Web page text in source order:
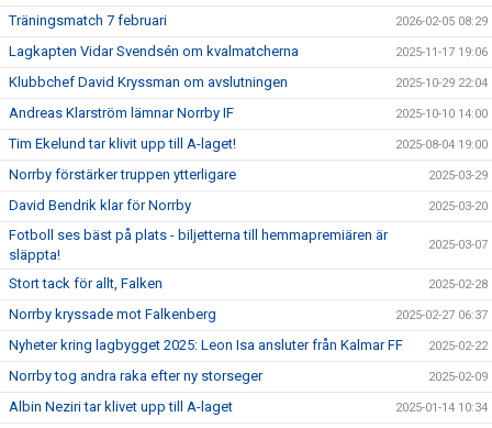
Träningsmatch 7 februari 2026-02-05 08:29
Lagkapten Vidar Svendsén om kvalmatcherna 2025-11-17 19:06
Klubbchef David Kryssman om avslutningen 2025-10-29 22:04
Andreas Klarström lämnar Norrby IF 2025-10-10 14:00
Tim Ekelund tar klivit upp till A-laget! 2025-08-04 19:00
Norrby förstärker truppen ytterligare 2025-03-29
David Bendrik klar för Norrby 2025-03-20
Fotboll ses bäst på plats - biljetterna till hemmapremiären är
släppta!
2025-03-07
Stort tack för allt, Falken 2025-02-28
Norrby kryssade mot Falkenberg 2025-02-27 06:37
Nyheter kring lagbygget 2025: Leon Isa ansluter från Kalmar FF 2025-02-22
Norrby tog andra raka efter ny storseger 2025-02-09
Albin Neziri tar klivet upp till A-laget 2025-01-14 10:34